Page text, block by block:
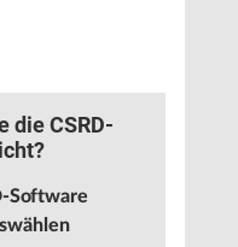
die CSRD-
Software